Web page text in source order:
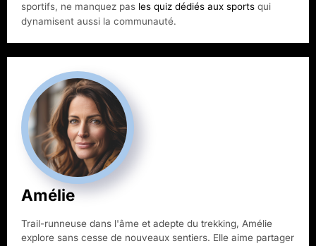
sportifs, ne manquez pas les quiz dédiés aux sports qui
dynamisent aussi la communauté.
Amélie
Trail-runneuse dans l'âme et adepte du trekking, Amélie
explore sans cesse de nouveaux sentiers. Elle aime partager